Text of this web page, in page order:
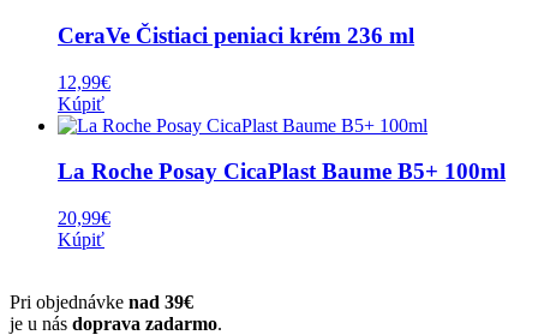
CeraVe Čistiaci peniaci krém 236 ml
12,99€
Kúpiť
La Roche Posay CicaPlast Baume B5+ 100ml
20,99€
Kúpiť
Pri objednávke nad 39€
je u nás doprava zadarmo.